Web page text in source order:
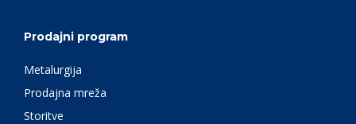
Prodajni program
Metalurgija
Prodajna mreža
Storitve